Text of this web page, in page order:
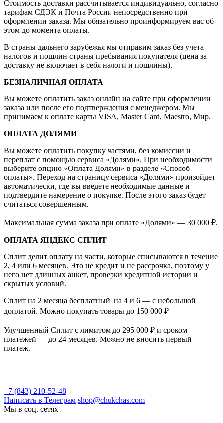
Стоимость доставки рассчитывается индивидуально, согласно
тарифам СДЭК и Почта России непосредственно при
оформлении заказа. Мы обязательно проинформируем вас об
этом до момента оплаты.
В страны дальнего зарубежья мы отправим заказ без учета
налогов и пошлин страны пребывания покупателя (цена за
доставку не включает в себя налоги и пошлины).
БЕЗНАЛИЧНАЯ ОПЛАТА
Вы можете оплатить заказ онлайн на сайте при оформлении
заказа или после его подтверждения с менеджером. Мы
принимаем к оплате карты VISA, Master Card, Maestro, Мир.
ОПЛАТА ДОЛЯМИ
Вы можете оплатить покупку частями, без комиссии и
переплат с помощью сервиса «Долями». При необходимости
выберите опцию «Оплата Долями» в разделе «Способ
оплаты». Переход на страницу сервиса «Долями» произойдет
автоматически, где вы введете необходимые данные и
подтвердите намерение о покупке. После этого заказ будет
считаться совершенным.
Максимальная сумма заказа при оплате «Долями» — 30 000 ₽.
ОПЛАТА ЯНДЕКС СПЛИТ
Сплит делит оплату на части, которые списываются в течение
2, 4 или 6 месяцев. Это не кредит и не рассрочка, поэтому у
него нет длинных анкет, проверки кредитной истории и
скрытых условий.
Сплит на 2 месяца бесплатный, на 4 и 6 — с небольшой
доплатой. Можно покупать товары до 150 000 ₽
Улучшенный Сплит с лимитом до 295 000 ₽ и сроком
платежей — до 24 месяцев. Можно не вносить первый
платеж.
+7 (843) 210-52-48
Написать в Телеграм shop@chukchas.com
Мы в соц. сетях